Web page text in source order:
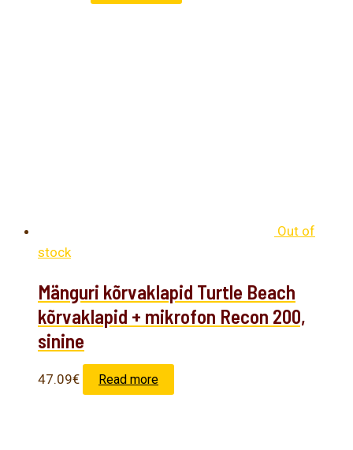
Out of
stock
Mänguri kõrvaklapid Turtle Beach
kõrvaklapid + mikrofon Recon 200,
sinine
47.09€ Read more